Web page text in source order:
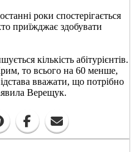
роки спостерігається
приїжджає здобувати
кількість абітурієнтів.
то всього на 60 менше,
вважати, що потрібно
Верещук.